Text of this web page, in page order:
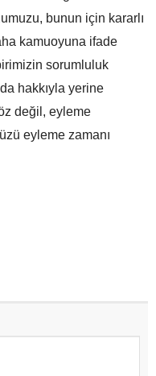
bunun için kararlı
kamuoyuna ifade
sorumluluk
hakkıyla yerine
değil, eyleme
eyleme zamanı